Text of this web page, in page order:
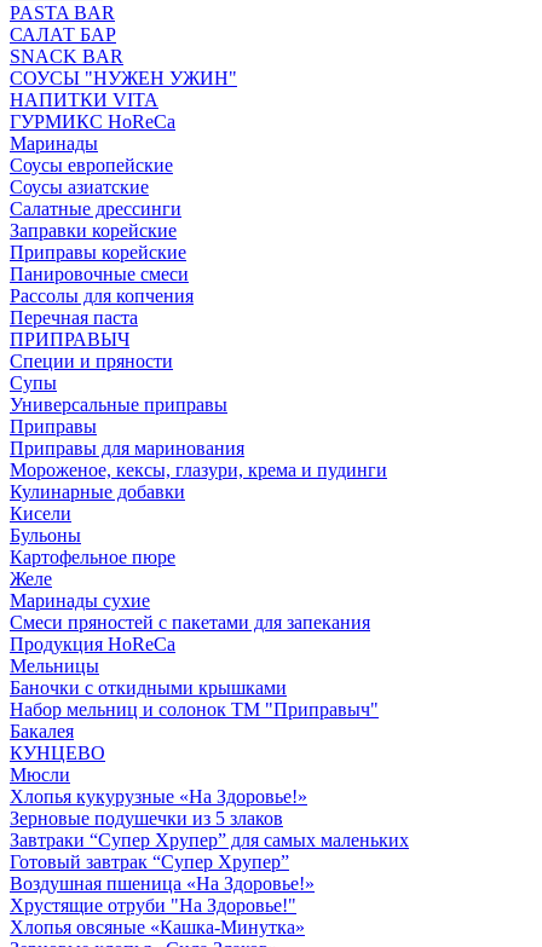
PASTA BAR
САЛАТ БАР
SNACK BAR
СОУСЫ "НУЖЕН УЖИН"
НАПИТКИ VITA
ГУРМИКС HoReCa
Маринады
Соусы европейские
Соуcы азиатские
Салатные дрессинги
Заправки корейские
Приправы корейские
Панировочные смеси
Рассолы для копчения
Перечная паста
ПРИПРАВЫЧ
Специи и пряности
Супы
Универсальные приправы
Приправы
Приправы для маринования
Мороженое, кексы, глазури, крема и пудинги
Кулинарные добавки
Кисели
Бульоны
Картофельное пюре
Желе
Маринады сухие
Смеси пряностей с пакетами для запекания
Продукция HoReCa
Мельницы
Баночки с откидными крышками
Набор мельниц и солонок ТМ "Приправыч"
Бакалея
КУНЦЕВО
Мюсли
Хлопья кукурузные «На Здоровье!»
Зерновые подушечки из 5 злаков
Завтраки “Супер Хрупер” для самых маленьких
Готовый завтрак “Супер Хрупер”
Воздушная пшеница «На Здоровье!»
Хрустящие отруби "На Здоровье!"
Хлопья овсяные «Кашка-Минутка»